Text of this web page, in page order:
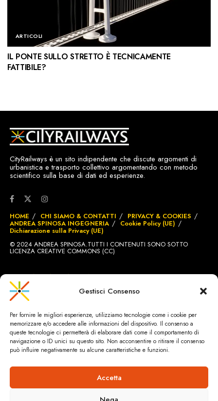
Gestisci Consenso
Per fornire le migliori esperienze, utilizziamo tecnologie come i cookie per
memorizzare e/o accedere alle informazioni del dispositivo. Il consenso a
queste tecnologie ci permetterà di elaborare dati come il comportamento di
navigazione o ID unici su questo sito. Non acconsentire o ritirare il consenso
può influire negativamente su alcune caratteristiche e funzioni.
Accetta
ARTICOLI
IL PONTE SULLO STRETTO È TECNICAMENTE
FATTIBILE?
CityRailways è un sito indipendente che discute argomenti di
urbanistica e trasporto collettivo argomentando con metodo
scientifico sulla base di dati ed esperienze.
HOME CHI SIAMO & CONTATTI PRIVACY & COOKIES
ANDREA SPINOSA INGEGNERIA Cookie Policy (UE)
Dichiarazione sulla Privacy (UE)
© 2024 ANDREA SPINOSA.TUTTI I CONTENUTI SONO SOTTO
LICENZA CREATIVE COMMONS (CC)
SITO REALIZZATO DABRIGNOLE.CH